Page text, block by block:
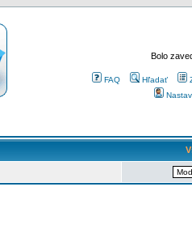
Bolo
FAQ Hľadať